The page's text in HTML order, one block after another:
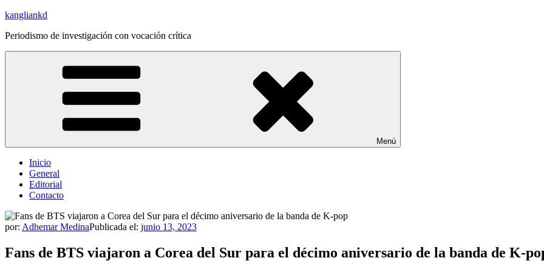
Saltar
contenido
kangliankd
Periodismo de investigación con vocación crítica
Menú
Inicio
General
Editorial
Contacto
por: Adhemar MedinaPublicada el: junio 13, 2023
Fans de BTS viajaron a Corea del Sur para el décimo aniversario de la banda de K-